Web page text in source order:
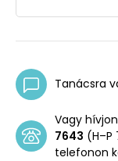
Tanácsra
Vagy
7643 (H–P
telefonon